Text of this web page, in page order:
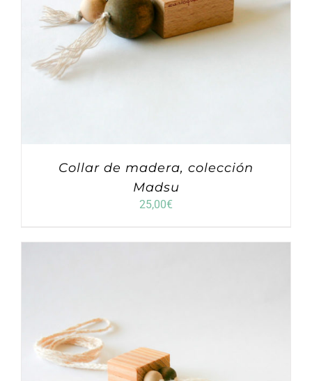
Collar de madera, colección
Madsu
25,00€